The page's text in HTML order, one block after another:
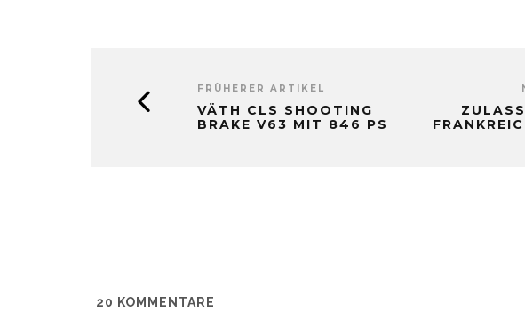
FRÜHERER ARTIKEL
VÄTH CLS SHOOTING
BRAKE V63 MIT 846 PS
20 KOMMENTARE